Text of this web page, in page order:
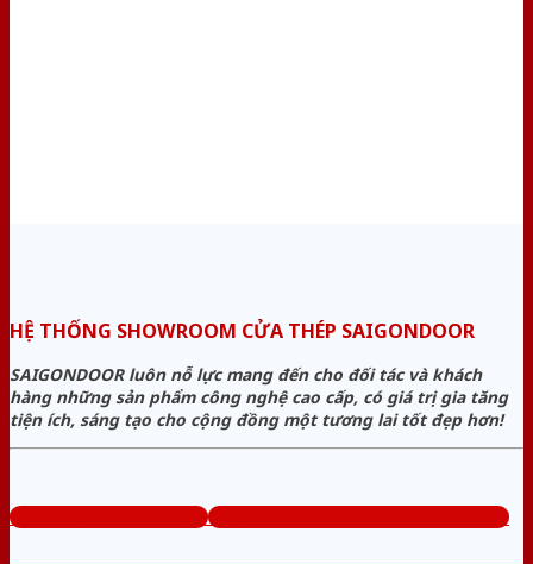
HỆ THỐNG SHOWROOM CỬA THÉP SAIGONDOOR
SAIGONDOOR luôn nỗ lực mang đến cho đối tác và khách
hàng những sản phẩm công nghệ cao cấp, có giá trị gia tăng
tiện ích, sáng tạo cho cộng đồng một tương lai tốt đẹp hơn!
www.baogiacuathep.com Tổng đài tư vấn miễn phí: 0824.400.400